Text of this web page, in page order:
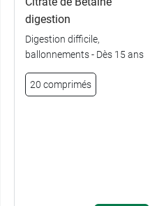
digestion
Digestion difficile,
ballonnements - Dès 15 ans
20 comprimés